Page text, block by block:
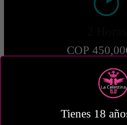
Tienes 18
COP
5 Horas